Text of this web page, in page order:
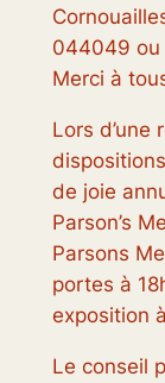
044049 ou
Merci à
Lors d’une
de joie
Parson’s
Parsons
portes à
exposition
Le conseil